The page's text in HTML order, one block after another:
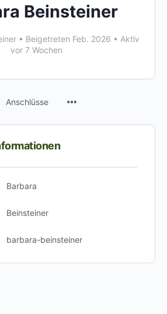
Beinsteiner
• Beigetreten Feb. 2026 • Aktiv
vor 7 Wochen
Anschlüsse
Barbara
Beinsteiner
barbara-beinsteiner